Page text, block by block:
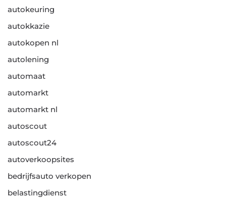
autokeuring
autokkazie
autokopen nl
autolening
automaat
automarkt
automarkt nl
autoscout
autoscout24
autoverkoopsites
bedrijfsauto verkopen
belastingdienst